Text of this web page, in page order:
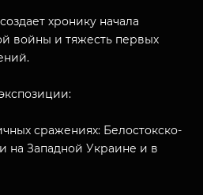
хронику начала
войны и тяжесть первых
сражениях: Белостокско-
на Западной Украине и в